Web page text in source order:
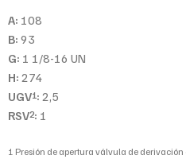
A: 108
B: 93
G: 1 1/8-16 UN
H: 274
UGV1: 2,5
RSV2: 1
1 Presión de apertura válvula de derivación